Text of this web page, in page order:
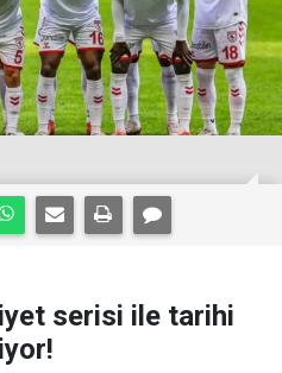
serisi ile tarihi